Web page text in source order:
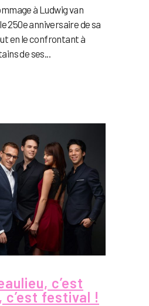
à Ludwig van
250e anniversaire de sa
en le confrontant à
de ses...
c’est
c’est festival !